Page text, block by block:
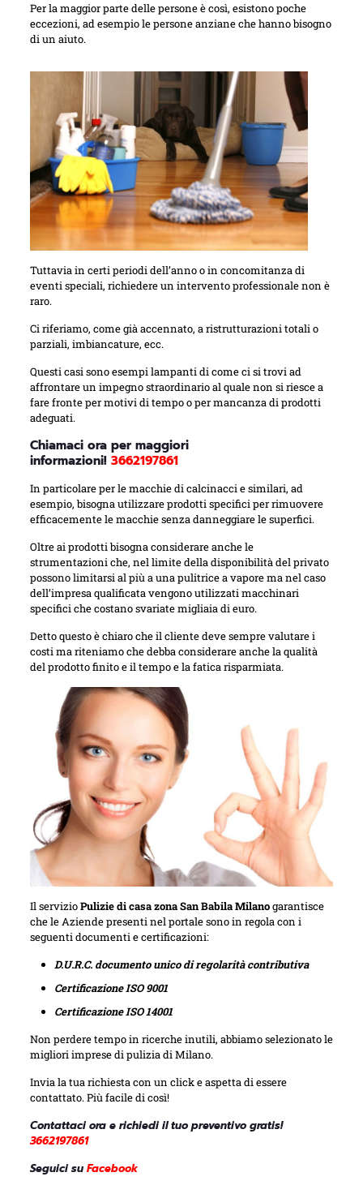
Per la maggior parte delle persone è così, esistono poche
eccezioni, ad esempio le persone anziane che hanno bisogno
di un aiuto.
Tuttavia in certi periodi dell’anno o in concomitanza di
eventi speciali, richiedere un intervento professionale non è
raro.
Ci riferiamo, come già accennato, a ristrutturazioni totali o
parziali, imbiancature, ecc.
Questi casi sono esempi lampanti di come ci si trovi ad
affrontare un impegno straordinario al quale non si riesce a
fare fronte per motivi di tempo o per mancanza di prodotti
adeguati.
Chiamaci ora per maggiori
informazioni! 3662197861
In particolare per le macchie di calcinacci e similari, ad
esempio, bisogna utilizzare prodotti specifici per rimuovere
efficacemente le macchie senza danneggiare le superfici.
Oltre ai prodotti bisogna considerare anche le
strumentazioni che, nel limite della disponibilità del privato
possono limitarsi al più a una pulitrice a vapore ma nel caso
dell’impresa qualificata vengono utilizzati macchinari
specifici che costano svariate migliaia di euro.
Detto questo è chiaro che il cliente deve sempre valutare i
costi ma riteniamo che debba considerare anche la qualità
del prodotto finito e il tempo e la fatica risparmiata.
Il servizioPulizie di casa zona San Babila Milanogarantisce
che le Aziende presenti nel portale sono in regola con i
seguenti documenti e certificazioni:
D.U.R.C. documento unico di regolarità contributiva
Certificazione ISO 9001
Certificazione ISO 14001
Non perdere tempo in ricerche inutili, abbiamo selezionato le
migliori imprese di pulizia di Milano.
Invia la tua richiesta con un click e aspetta di essere
contattato. Più facile di così!
Contattaci ora e richiedi il tuo preventivo gratis!
3662197861
Seguici su Facebook